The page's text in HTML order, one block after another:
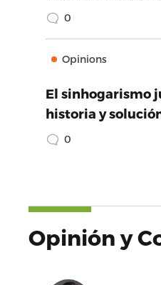
0
Opinions
El sinhogarismo
historia y
0
Opinión y